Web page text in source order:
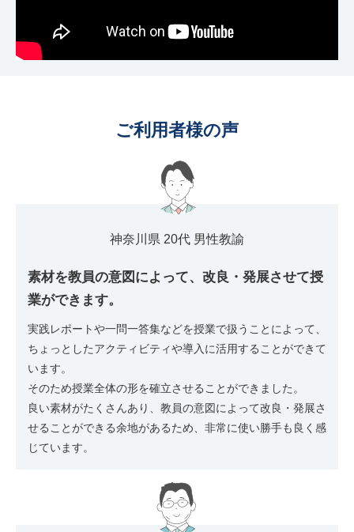
ご利用者様の声
神奈川県 20代 男性教諭
素材を教員の意図によって、改良・発展させて授
業ができます。
実践レポートや一問一答集などを授業で扱うことによって、
ちょっとしたアクティビティや導入に活用することができて
います。
そのため授業全体の形を確立させることができました。
良い素材がたくさんあり、教員の意図によって改良・発展さ
せることができる余地があるため、非常に使い勝手も良く感
じています。